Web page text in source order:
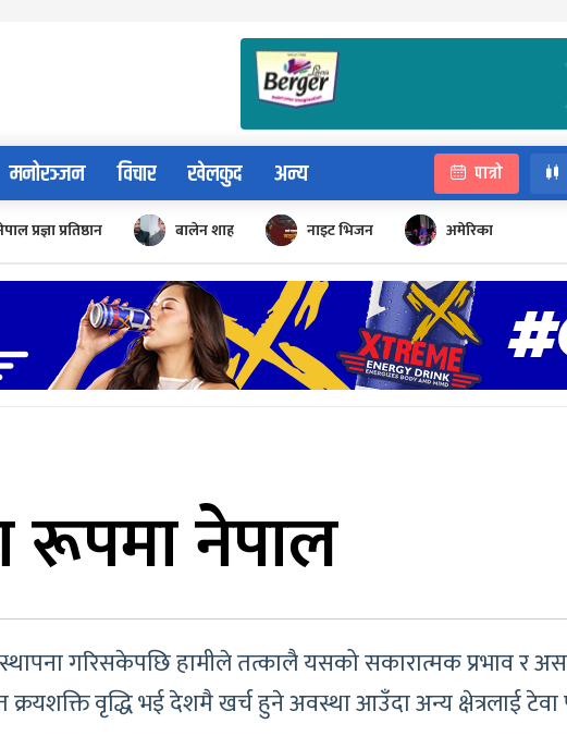
मनोरञ्जन विचार खेलकुद अन्य पात्रो
प्रज्ञा प्रतिष्ठान बालेन शाह नाइट भिजन अमेरिका
नेपाल
गरिसकेपछि हामीले तत्कालै यसको सकारात्मक प्रभाव र
वृद्धि भई देशमै खर्च हुने अवस्था आउँदा अन्य क्षेत्रलाई टेवा